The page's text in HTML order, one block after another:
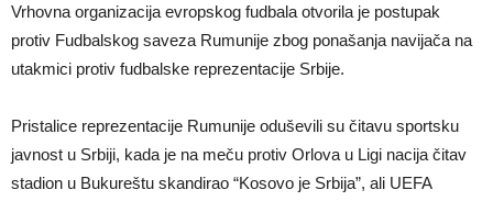
Vrhovna organizacija evropskog fudbala otvorila je postupak
protiv Fudbalskog saveza Rumunije zbog ponašanja navijača na
utakmici protiv fudbalske reprezentacije Srbije.
Pristalice reprezentacije Rumunije oduševili su čitavu sportsku
javnost u Srbiji, kada je na meču protiv Orlova u Ligi nacija čitav
stadion u Bukureštu skandirao “Kosovo je Srbija”, ali UEFA